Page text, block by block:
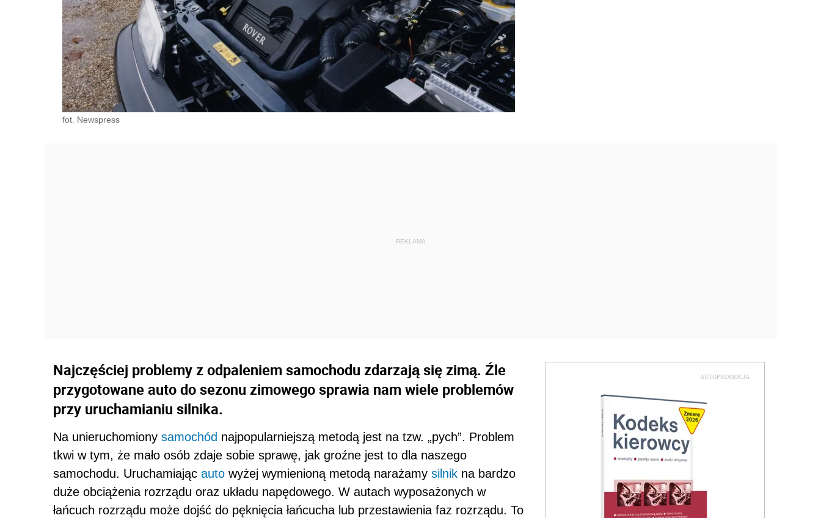
fot. Newspress
Najczęściej problemy z odpaleniem samochodu zdarzają się zimą. Źle
przygotowane auto do sezonu zimowego sprawia nam wiele problemów
przy uruchamianiu silnika.
Na unieruchomiony samochód najpopularniejszą metodą jest na tzw. „pych”. Problem
tkwi w tym, że mało osób zdaje sobie sprawę, jak groźne jest to dla naszego
samochodu. Uruchamiając auto wyżej wymienioną metodą narażamy silnik na bardzo
duże obciążenia rozrządu oraz układu napędowego. W autach wyposażonych w
łańcuch rozrządu może dojść do pęknięcia łańcucha lub przestawienia faz rozrządu. To
AUTOPROMOCJA